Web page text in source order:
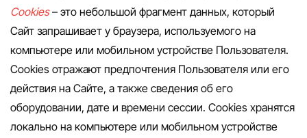
Cookies– это небольшой фрагмент данных, который
Сайт запрашивает у браузера, используемого на
компьютере или мобильном устройстве Пользователя.
Cookies отражают предпочтения Пользователя или его
действия на Сайте, а также сведения об его
оборудовании, дате и времени сессии. Сookies хранятся
локально на компьютере или мобильном устройстве